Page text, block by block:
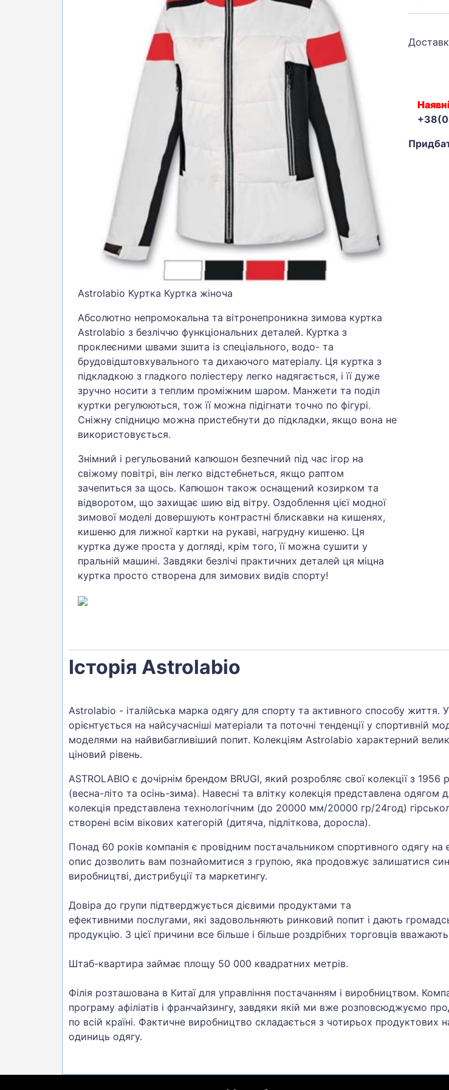
БІГ, ФІТНЕС, М'ЯЧІ
ТЕНІС, БАДМІНТОН
ВОДНІ ВИДИ СПОРТУ
Astrolabio Куртка Куртка жіноча
Абсолютно непромокальна та вітронепроникна зимова куртка
Astrolabio з безліччю функціональних деталей. Куртка з
проклеєними швами зшита із спеціального, водо- та
брудовідштовхувального та дихаючого матеріалу. Ця куртка з
підкладкою з гладкого поліестеру легко надягається, і її дуже
зручно носити з теплим проміжним шаром. Манжети та поділ
куртки регулюються, тож її можна підігнати точно по фігурі.
Сніжну спідницю можна пристебнути до підкладки, якщо вона не
використовується.
Знімний і регульований капюшон безпечний під час ігор на
свіжому повітрі, він легко відстебнеться, якщо раптом
зачепиться за щось. Капюшон також оснащений козирком та
відворотом, що захищає шию від вітру. Оздоблення цієї модної
зимової моделі довершують контрастні блискавки на кишенях,
кишеню для лижної картки на рукаві, нагрудну кишеню. Ця
куртка дуже проста у догляді, крім того, її можна сушити у
пральній машині. Завдяки безлічі практичних деталей ця міцна
куртка просто створена для зимових видів спорту!
Історія Astrolabio
Astrolabio - італійська марка одягу для спорту та активного способу життя.
орієнтується на найсучасніші матеріали та поточні тенденції у спортивній
моделями на найвибагливіший попит. Колекціям Astrolabio характерний
ціновий рівень.
ASTROLABIO є дочірнім брендом BRUGI, який розробляє свої колекції з
(весна-літо та осінь-зима). Навесні та влітку колекція представлена одягом
колекція представлена технологічним (до 20000 мм/20000 гр/24год)
створені всім вікових категорій (дитяча, підліткова, доросла).
Понад 60 років компанія є провідним постачальником спортивного одягу
опис дозволить вам познайомитися з групою, яка продовжує залишатися
виробництві, дистрибуції та маркетингу.
Довіра до групи підтверджується дієвими продуктами та
ефективними послугами, які задовольняють ринковий попит і дають
продукцію. З цієї причини все більше і більше роздрібних торговців
Штаб-квартира займає площу 50 000 квадратних метрів.
Філія розташована в Китаї для управління постачанням і виробництвом.
програму афіліатів і франчайзингу, завдяки якій ми вже розповсюджуємо
по всій країні. Фактичне виробництво складається з чотирьох продуктових
одиниць одягу.